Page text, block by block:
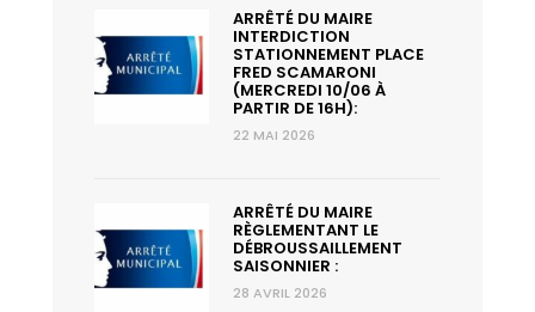
ARRÊTÉ DU MAIRE
INTERDICTION
STATIONNEMENT PLACE
FRED SCAMARONI
(MERCREDI 10/06 À
PARTIR DE 16H):
22 MAI 2026
ARRÊTÉ DU MAIRE
RÈGLEMENTANT LE
DÉBROUSSAILLEMENT
SAISONNIER :
28 AVRIL 2026